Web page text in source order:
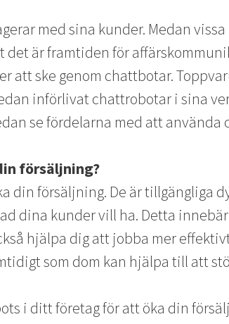
med sina kunder. Medan
är framtiden för
att ske genom chattbotar.
införlivat chattrobotar i sina
se fördelarna med att använda
försäljning?
din försäljning. De är tillgängliga
dina kunder vill ha. Detta
hjälpa dig att jobba mer
som dom kan hjälpa till att
i ditt företag för att öka din